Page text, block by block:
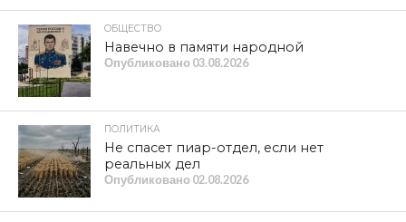
ОБЩЕСТВО
Навечно в памяти народной
Опубликовано 03.08.2026
ПОЛИТИКА
Не спасет пиар-отдел, если нет
реальных дел
Опубликовано 02.08.2026